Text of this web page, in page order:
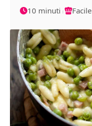
10 minuti Facile